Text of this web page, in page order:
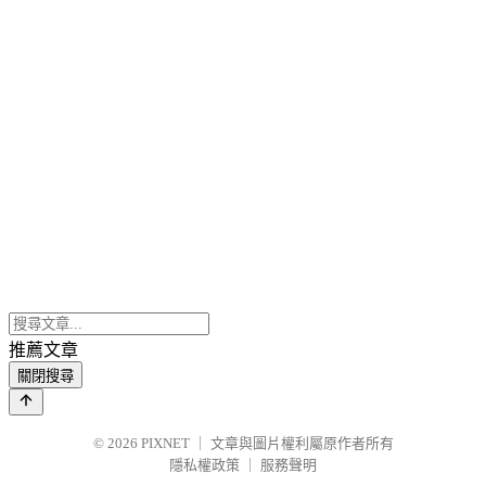
推薦文章
關閉搜尋
© 2026 PIXNET
文章與圖片權利屬原作者所有
隱私權政策
服務聲明